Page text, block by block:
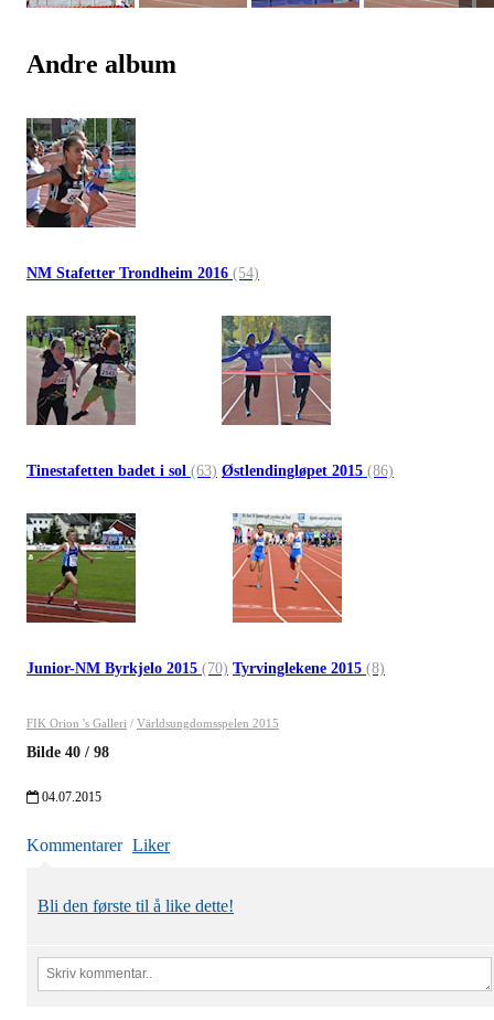
Andre album
NM Stafetter Trondheim 2016 (54)
Tinestafetten badet i sol (63) Østlendingløpet 2015 (86)
Junior-NM Byrkjelo 2015 (70) Tyrvinglekene 2015 (8)
FIK Orion 's Galleri / Världsungdomsspelen 2015
Bilde 40 / 98
04.07.2015
Kommentarer Liker
Bli den første til å like dette!